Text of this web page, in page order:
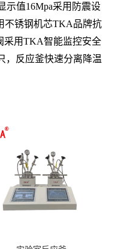
示值16Mpa采用防震设
不锈钢机芯TKA品牌抗
采用TKA智能监控安全
，反应釜快速分离降温